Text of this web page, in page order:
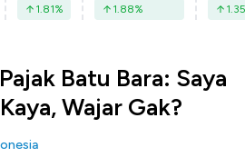
1.81% 1.88% 1.35
Batu Bara: Saya
Wajar Gak?